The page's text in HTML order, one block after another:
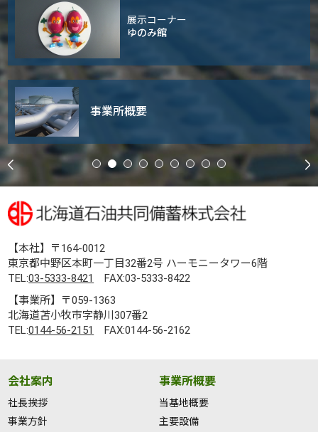
展示コーナー
ゆのみ館
事業所概要
【本社】〒164-0012
東京都中野区本町一丁目32番2号 ハーモニータワー6階
TEL:03-5333-8421
FAX:03-5333-8422
【事業所】〒059-1363
北海道苫小牧市字静川307番2
TEL:0144-56-2151 FAX:0144-56-2162
会社案内
社長挨拶
事業方針
事業所概要
当基地概要
主要設備